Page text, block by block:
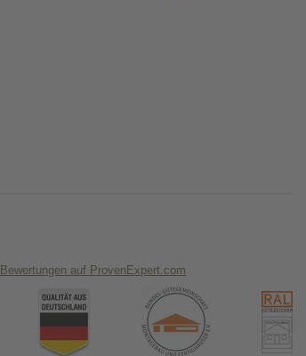
Bewertungen auf ProvenExpert.com